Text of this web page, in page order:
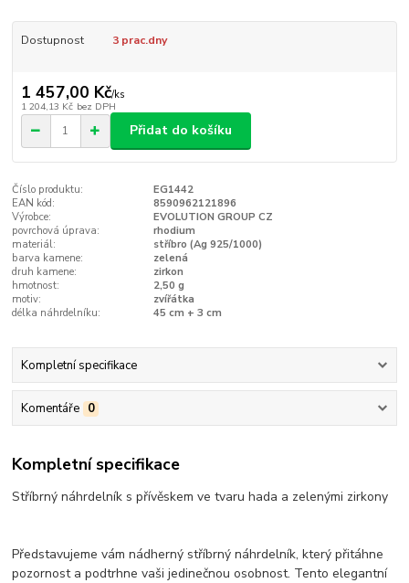
Dostupnost 3 prac.dny
1 457,00 Kč/ks
1 204,13 Kč bez DPH
Přidat do košíku
Číslo produktu:
EG1442
EAN kód:
8590962121896
Výrobce:
EVOLUTION GROUP CZ
povrchová úprava:
rhodium
materiál:
stříbro (Ag 925/1000)
barva kamene:
zelená
druh kamene:
zirkon
hmotnost:
2,50 g
motiv:
zvířátka
délka náhrdelníku:
45 cm + 3 cm
Kompletní specifikace
Komentáře 0
Kompletní specifikace
Stříbrný náhrdelník s přívěskem ve tvaru hada a zelenými zirkony
Představujeme vám nádherný stříbrný náhrdelník, který přitáhne
pozornost a podtrhne vaši jedinečnou osobnost. Tento elegantní